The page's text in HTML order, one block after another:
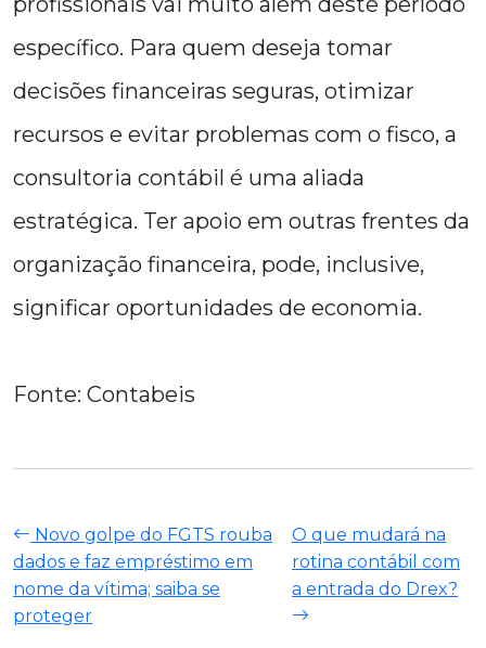
específico. Para quem deseja tomar
decisões financeiras seguras, otimizar
recursos e evitar problemas com o fisco, a
consultoria contábil é uma aliada
estratégica. Ter apoio em outras frentes da
organização financeira, pode, inclusive,
significar oportunidades de economia.
Fonte: Contabeis
Novo golpe do FGTS rouba
dados e faz empréstimo em
nome da vítima; saiba se
proteger
O que mudará na
rotina contábil com
a entrada do Drex?